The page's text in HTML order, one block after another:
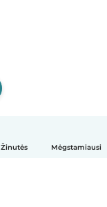
Žinutės Mėgstamiausi